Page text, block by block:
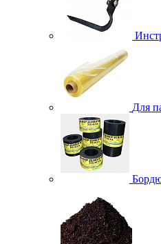
Для